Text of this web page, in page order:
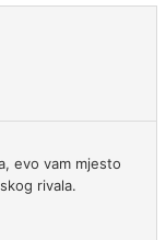
evo vam mjesto
rivala.